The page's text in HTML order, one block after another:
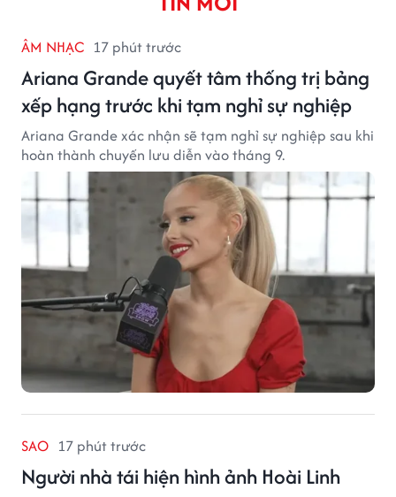
ÂM NHẠC 17 phút trước
Ariana Grande quyết tâm thống trị bảng
xếp hạng trước khi tạm nghỉ sự nghiệp
Ariana Grande xác nhận sẽ tạm nghỉ sự nghiệp sau khi
hoàn thành chuyến lưu diễn vào tháng 9.
SAO 17 phút trước
Người nhà tái hiện hình ảnh Hoài Linh